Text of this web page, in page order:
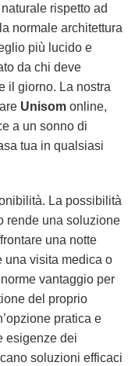
rispetto ad
normale architettura
più lucido e
da chi deve
il giorno. La nostra
Unisom online,
a un sonno di
tua in qualsiasi
La possibilità
rende una soluzione
una notte
una visita medica o
vantaggio per
del proprio
pratica e
esigenze dei
soluzioni efficaci